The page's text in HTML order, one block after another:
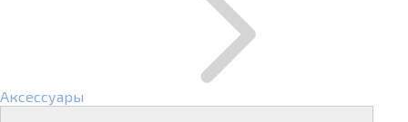
Аксессуары